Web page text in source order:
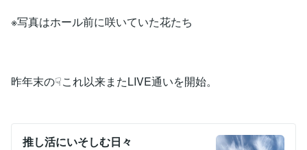
※写真はホール前に咲いていた花たち
昨年末の☟これ以来またLIVE通いを開始。
推し活にいそしむ日々